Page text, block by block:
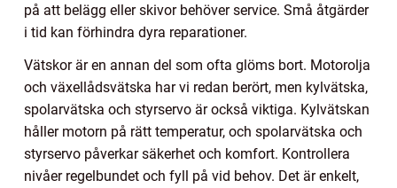
på att belägg eller skivor behöver service. Små åtgärder
i tid kan förhindra dyra reparationer.
Vätskor är en annan del som ofta glöms bort. Motorolja
och växellådsvätska har vi redan berört, men kylvätska,
spolarvätska och styrservo är också viktiga. Kylvätskan
håller motorn på rätt temperatur, och spolarvätska och
styrservo påverkar säkerhet och komfort. Kontrollera
nivåer regelbundet och fyll på vid behov. Det är enkelt,